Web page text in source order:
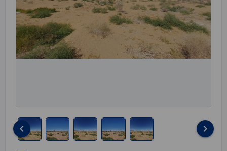
keyboard_arrow_left keyboard_arrow_right